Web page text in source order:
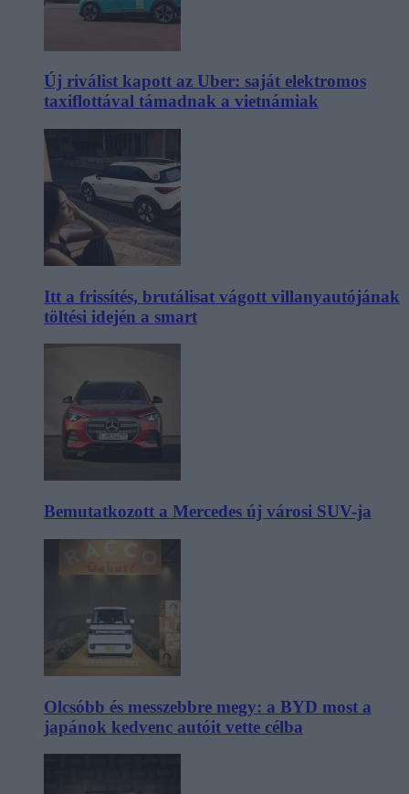
Új riválist kapott az Uber: saját elektromos
taxiflottával támadnak a vietnámiak
Itt a frissítés, brutálisat vágott villanyautójának
töltési idején a smart
Bemutatkozott a Mercedes új városi SUV-ja
Olcsóbb és messzebbre megy: a BYD most a
japánok kedvenc autóit vette célba